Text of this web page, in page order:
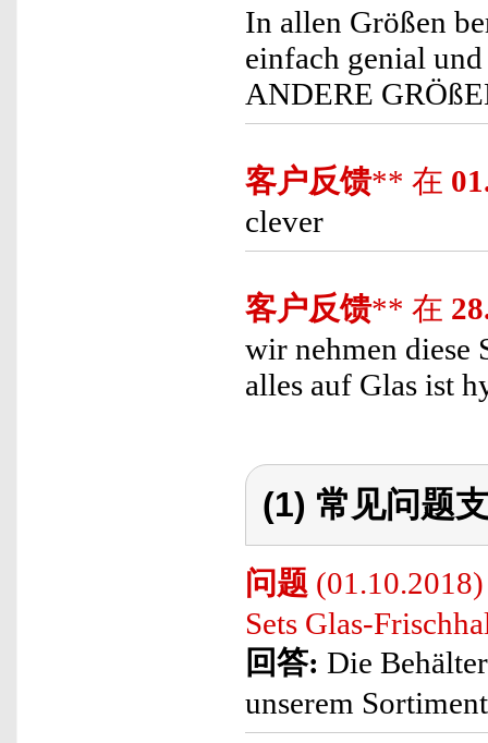
In allen Größen
einfach genial
ANDERE
客户反馈** 在
clever
客户反馈** 在
wir nehmen diese
alles auf Glas ist
(1) 常见问题
问题
Sets Glas-
回答: Die
unserem